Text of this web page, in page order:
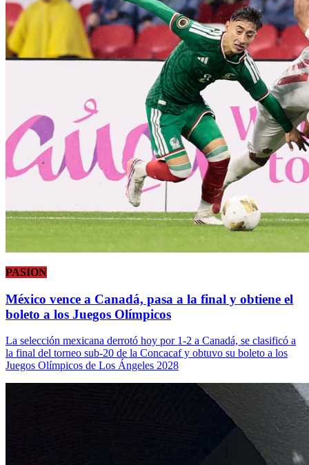
PASION
México vence a Canadá, pasa a la final y obtiene el
boleto a los Juegos Olímpicos
La selección mexicana derrotó hoy por 1-2 a Canadá, se clasificó a
la final del torneo sub-20 de la Concacaf y obtuvo su boleto a los
Juegos Olímpicos de Los Ángeles 2028